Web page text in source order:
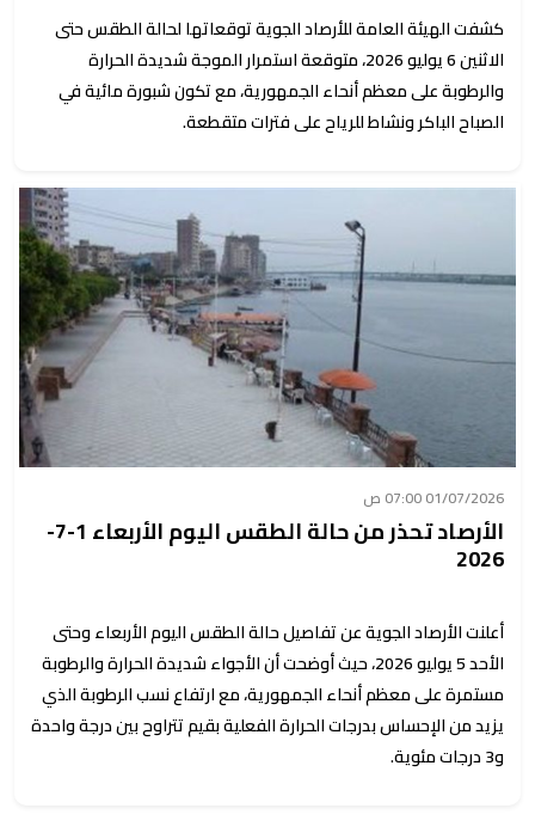
كشفت الهيئة العامة للأرصاد الجوية توقعاتها لحالة الطقس حتى
الاثنين 6 يوليو 2026، متوقعة استمرار الموجة شديدة الحرارة
والرطوبة على معظم أنحاء الجمهورية، مع تكون شبورة مائية في
الصباح الباكر ونشاط للرياح على فترات متقطعة.
01/07/2026 07:00 ص
الأرصاد تحذر من حالة الطقس اليوم الأربعاء 1-7-
2026
أعلنت الأرصاد الجوية عن تفاصيل حالة الطقس اليوم الأربعاء وحتى
الأحد 5 يوليو 2026، حيث أوضحت أن الأجواء شديدة الحرارة والرطوبة
مستمرة على معظم أنحاء الجمهورية، مع ارتفاع نسب الرطوبة الذي
يزيد من الإحساس بدرجات الحرارة الفعلية بقيم تتراوح بين درجة واحدة
و3 درجات مئوية.